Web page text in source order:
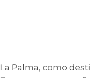
La Palma, como